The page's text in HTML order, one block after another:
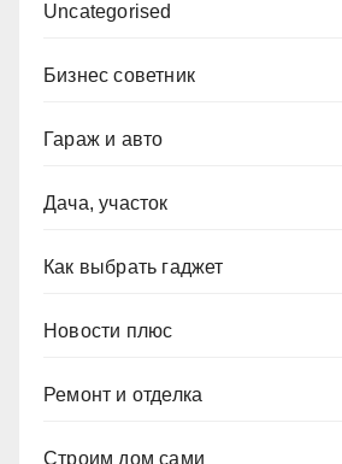
Uncategorised
Бизнес советник
Гараж и авто
Дача, участок
Как выбрать гаджет
Новости плюс
Ремонт и отделка
Строим дом сами